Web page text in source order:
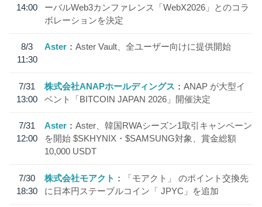
14:00
ーバルWeb3カンファレンス「WebX2026」とのコラ
ボレーションを決定
8/3
11:30
Aster Aster Vault、全ユーザー向けに提供開始
7/31
13:00
株式会社ANAPホールディングス
ANAP が大型イ
ベント「BITCOIN JAPAN 2026」開催決定
7/31
12:00
Aster
Aster、韓国RWAシーズン1取引キャンペーン
を開始 $SKHYNIX・$SAMSUNG対象、賞金総額
10,000 USDT
7/30
18:30
株式会社モアクト
「モアクト」 のポイント交換先
に日本円ステーブルコイン「 JPYC」を追加